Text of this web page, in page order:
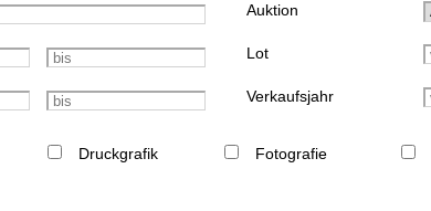
Auktion
Lot
Verkaufsjahr
Druckgrafik Fotografie